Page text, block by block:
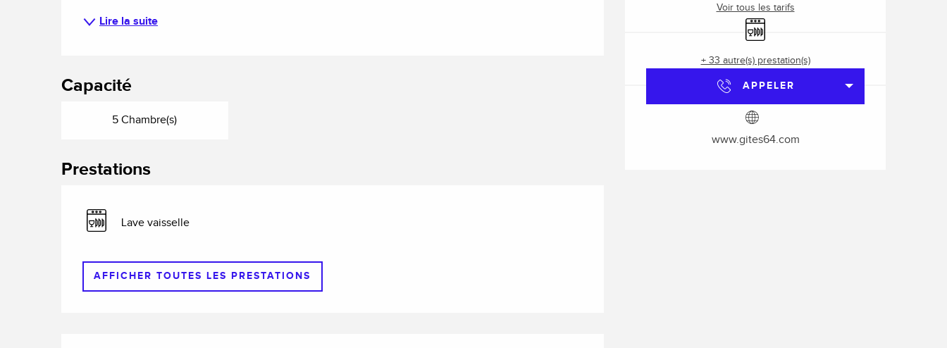
Voir tous les tarifs
Lave vaisselle
+ 33 autre(s) prestation(s)
APPELER
www.gites64.com
Lire la suite
Capacité
5 Chambre(s)
Prestations
Lave vaisselle
AFFICHER TOUTES LES PRESTATIONS